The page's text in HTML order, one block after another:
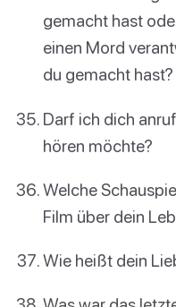
gemacht hast
einen Mord
du gemacht hast?
Darf ich dich
hören möchte?
Welche
Film über dein
Wie heißt dein